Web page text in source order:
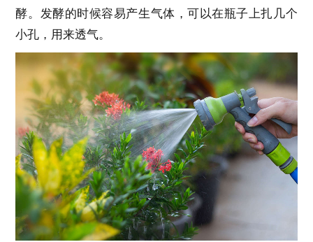
酵。发酵的时候容易产生气体，可以在瓶子上扎几个
小孔，用来透气。